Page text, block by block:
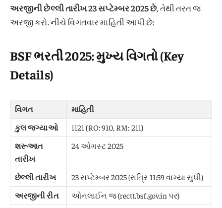
અરજીની છેલ્લી તારીખ 23 સપ્ટેમ્બર 2025 છે, તેથી તરત જ
અરજી કરો. નીચે વિગતવાર માહિતી આપી છે:
BSF ભરતી 2025: મુખ્ય વિગતો (Key
Details)
વિગત
માહિતી
કુલ જગ્યાઓ
1121 (RO: 910, RM: 211)
શરૂઆત
તારીખ
24 ઓગસ્ટ 2025
છેલ્લી તારીખ
23 સપ્ટેમ્બર 2025 (રાત્રિ 11:59 વાગ્યા સુધી)
અરજીની રીત
ઓનલાઈન જ (rectt.bsf.gov.in પર)